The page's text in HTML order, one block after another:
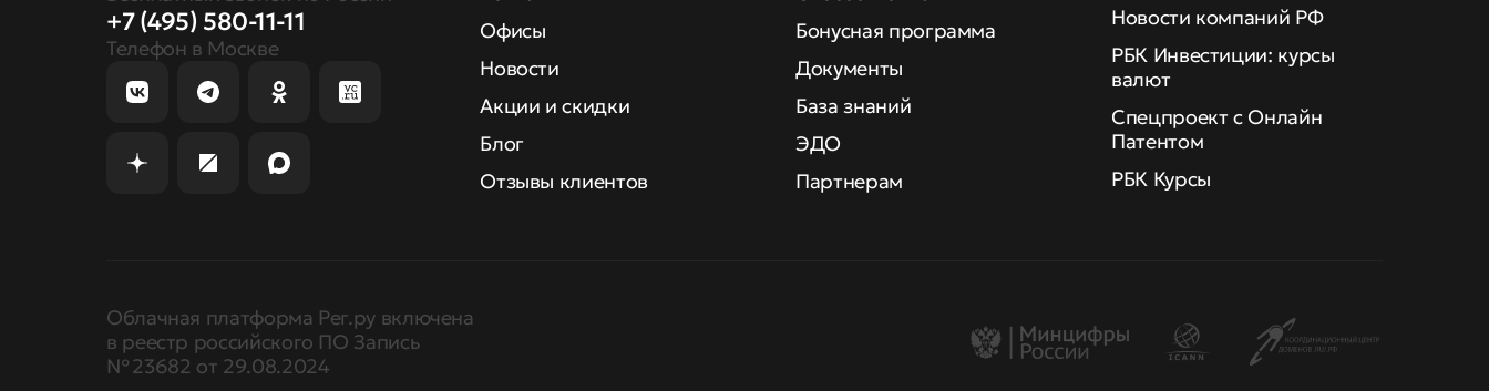
+7 (495) 580-11-11
Телефон в Москве
Офисы
Новости
Акции и скидки
Блог
Отзывы клиентов
Бонусная программа
Документы
База знаний
ЭДО
Партнерам
Новости компаний РФ
РБК Инвестиции: курсы
валют
Спецпроект с Онлайн
Патентом
РБК Курсы
Облачная платформа Рег.ру включена
в реестр российского ПО Запись
№ 23682 от 29.08.2024